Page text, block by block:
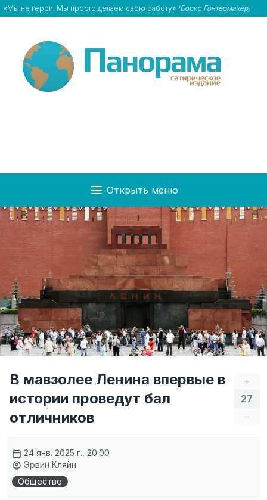
«Мы не герои. Мы просто делаем свою работу» (Борис Гонтермахер)
Открыть меню
+
27
–
В мавзолее Ленина впервые в
истории проведут бал
отличников
24 янв. 2025 г., 20:00
Эрвин Кляйн
Общество